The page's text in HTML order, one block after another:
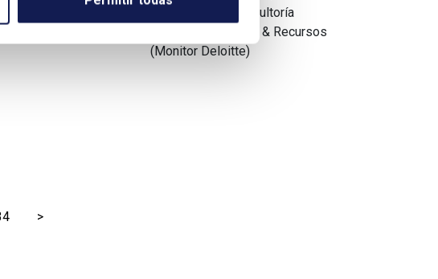
Responsable, Consultoría
Estratégica Energía & Recursos
(Monitor Deloitte)
>